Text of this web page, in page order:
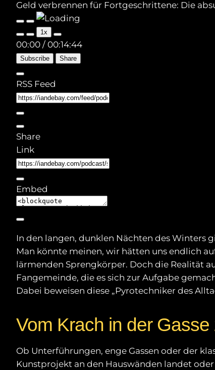
Geld verbrennen für Fortgeschrittene: Die
Play
Episode
Pause
Episode
1x
00:00 / 00:14:44
Subscribe Share
RSS Feed
Share
Link
Embed
In den langen, dunklen Nächten des Winters
Man könnte meinen, wir hätten uns endlich
lärmenden Sprengkörper. Doch die Realität
Fangemeinde, die es sich zur Aufgabe
Dabei beweisen diese „Pyrotechniker des
Vom Krach in der
Ob Unterführungen, enge Gassen oder der
Kunstprojekt an den Hauswänden landet